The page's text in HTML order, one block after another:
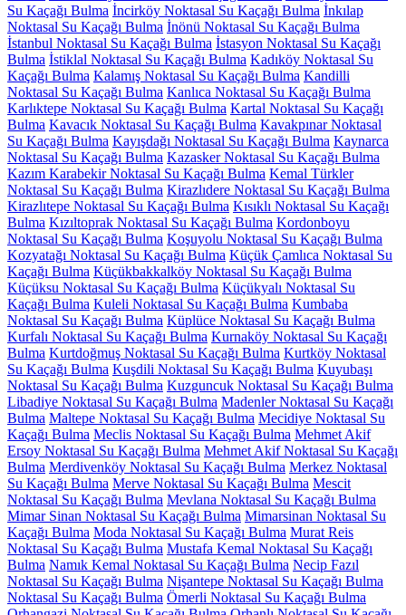
Su Kaçağı Bulma İncirköy Noktasal Su Kaçağı Bulma İnkılap
Noktasal Su Kaçağı Bulma İnönü Noktasal Su Kaçağı Bulma
İstanbul Noktasal Su Kaçağı Bulma İstasyon Noktasal Su Kaçağı
Bulma İstiklal Noktasal Su Kaçağı Bulma Kadıköy Noktasal Su
Kaçağı Bulma Kalamış Noktasal Su Kaçağı Bulma Kandilli
Noktasal Su Kaçağı Bulma Kanlıca Noktasal Su Kaçağı Bulma
Karlıktepe Noktasal Su Kaçağı Bulma Kartal Noktasal Su Kaçağı
Bulma Kavacık Noktasal Su Kaçağı Bulma Kavakpınar Noktasal
Su Kaçağı Bulma Kayışdağı Noktasal Su Kaçağı Bulma Kaynarca
Noktasal Su Kaçağı Bulma Kazasker Noktasal Su Kaçağı Bulma
Kazım Karabekir Noktasal Su Kaçağı Bulma Kemal Türkler
Noktasal Su Kaçağı Bulma Kirazlıdere Noktasal Su Kaçağı Bulma
Kirazlıtepe Noktasal Su Kaçağı Bulma Kısıklı Noktasal Su Kaçağı
Bulma Kızıltoprak Noktasal Su Kaçağı Bulma Kordonboyu
Noktasal Su Kaçağı Bulma Koşuyolu Noktasal Su Kaçağı Bulma
Kozyatağı Noktasal Su Kaçağı Bulma Küçük Çamlıca Noktasal Su
Kaçağı Bulma Küçükbakkalköy Noktasal Su Kaçağı Bulma
Küçüksu Noktasal Su Kaçağı Bulma Küçükyalı Noktasal Su
Kaçağı Bulma Kuleli Noktasal Su Kaçağı Bulma Kumbaba
Noktasal Su Kaçağı Bulma Küplüce Noktasal Su Kaçağı Bulma
Kurfalı Noktasal Su Kaçağı Bulma Kurnaköy Noktasal Su Kaçağı
Bulma Kurtdoğmuş Noktasal Su Kaçağı Bulma Kurtköy Noktasal
Su Kaçağı Bulma Kuşdili Noktasal Su Kaçağı Bulma Kuyubaşı
Noktasal Su Kaçağı Bulma Kuzguncuk Noktasal Su Kaçağı Bulma
Libadiye Noktasal Su Kaçağı Bulma Madenler Noktasal Su Kaçağı
Bulma Maltepe Noktasal Su Kaçağı Bulma Mecidiye Noktasal Su
Kaçağı Bulma Meclis Noktasal Su Kaçağı Bulma Mehmet Akif
Ersoy Noktasal Su Kaçağı Bulma Mehmet Akif Noktasal Su Kaçağı
Bulma Merdivenköy Noktasal Su Kaçağı Bulma Merkez Noktasal
Su Kaçağı Bulma Merve Noktasal Su Kaçağı Bulma Mescit
Noktasal Su Kaçağı Bulma Mevlana Noktasal Su Kaçağı Bulma
Mimar Sinan Noktasal Su Kaçağı Bulma Mimarsinan Noktasal Su
Kaçağı Bulma Moda Noktasal Su Kaçağı Bulma Murat Reis
Noktasal Su Kaçağı Bulma Mustafa Kemal Noktasal Su Kaçağı
Bulma Namık Kemal Noktasal Su Kaçağı Bulma Necip Fazıl
Noktasal Su Kaçağı Bulma Nişantepe Noktasal Su Kaçağı Bulma
Noktasal Su Kaçağı Bulma Ömerli Noktasal Su Kaçağı Bulma